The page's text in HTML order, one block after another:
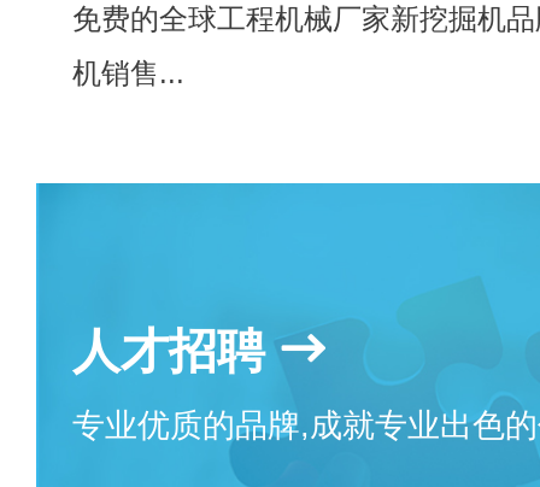
免费的全球工程机械厂家新挖掘机
机销售...
人才招聘
专业优质的品牌,成就专业出色